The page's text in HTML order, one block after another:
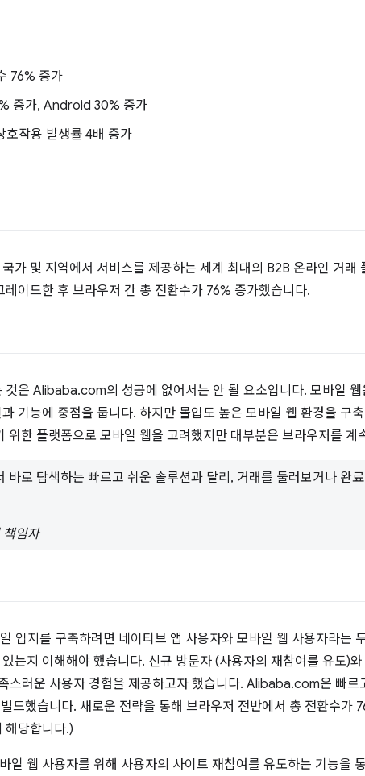
76% 증가
증가, Android 30% 증가
호작용 발생률 4배 증가
가 및 지역에서 서비스를 제공하는 세계 최대의 B2B 온라인 거래
이드한 후 브라우저 간 총 전환수가 76% 증가했습니다.
것은 Alibaba.com의 성공에 없어서는 안 될 요소입니다. 모바일
기능에 중점을 둡니다. 하지만 몰입도 높은 모바일 웹 환경을 구
위한 플랫폼으로 모바일 웹을 고려했지만 대부분은 브라우저를 계
바로 탐색하는 빠르고 쉬운 솔루션과 달리, 거래를 둘러보거나 완
임자
입지를 구축하려면 네이티브 앱 사용자와 모바일 웹 사용자라는
는지 이해해야 했습니다. 신규 방문자 (사용자의 재참여를 유도)
스러운 사용자 경험을 제공하고자 했습니다. Alibaba.com은 빠르
드했습니다. 새로운 전략을 통해 브라우저 전반에서 총 전환수가
해당합니다.)
웹 사용자를 위해 사용자의 사이트 재참여를 유도하는 기능을